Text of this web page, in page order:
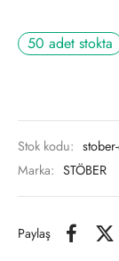
50 adet stokta
Stok kodu:
Marka: STÖBER
Paylaş